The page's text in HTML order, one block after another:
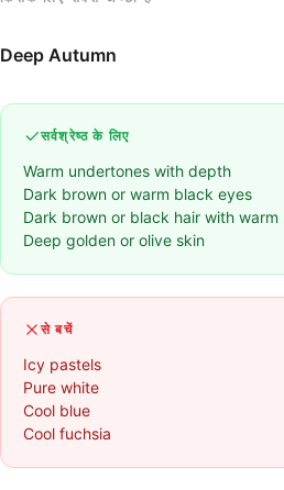
Deep Autumn
सर्वश्रेष्ठ के लिए
Warm undertones with depth
Dark brown or warm black eyes
Dark brown or black hair with warm
Deep golden or olive skin
से बचें
Icy pastels
Pure white
Cool blue
Cool fuchsia